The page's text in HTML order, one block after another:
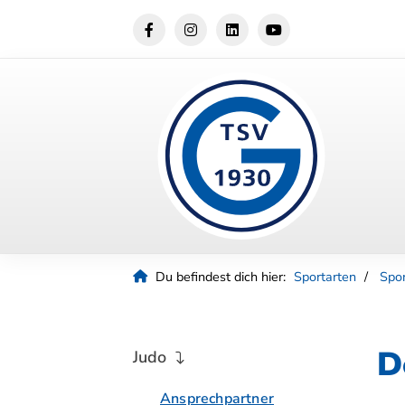
Du befindest dich hier: Sportarten
Judo
Ansprechpartner